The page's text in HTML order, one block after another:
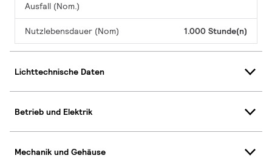
Ausfall (Nom.)
Nutzlebensdauer (Nom) 1.000 Stunde(n)
Lichttechnische Daten
Betrieb und Elektrik
Mechanik und Gehäuse